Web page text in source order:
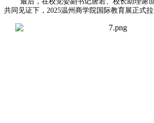
共同见证下，2025温州商学院国际教育展正式拉